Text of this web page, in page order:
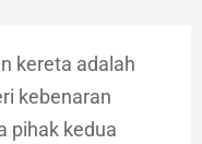
kereta adalah
kebenaran
pihak kedua